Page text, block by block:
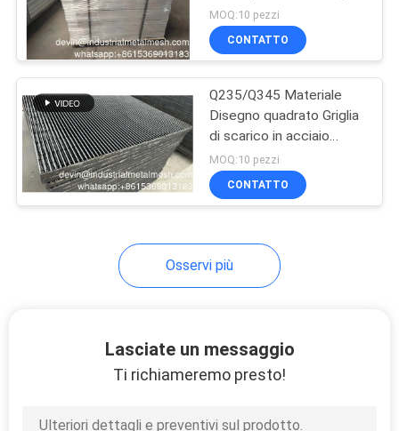
maglia dello
schermo di
estrazione mineraria
canestri saldati del
strade e brid. Griglia in
acciaio zincato a caldo.
Griglia in acciaio
MOQ:10 pezzi
CONTATTO
Q235/Q345 Materiale
Disegno quadrato Griglia
di scarico in acciaio
galvanizzato per fossa di
lotti
MOQ:10 pezzi
CONTATTO
Osservi più
Lasciate un messaggio
Ti richiameremo presto!